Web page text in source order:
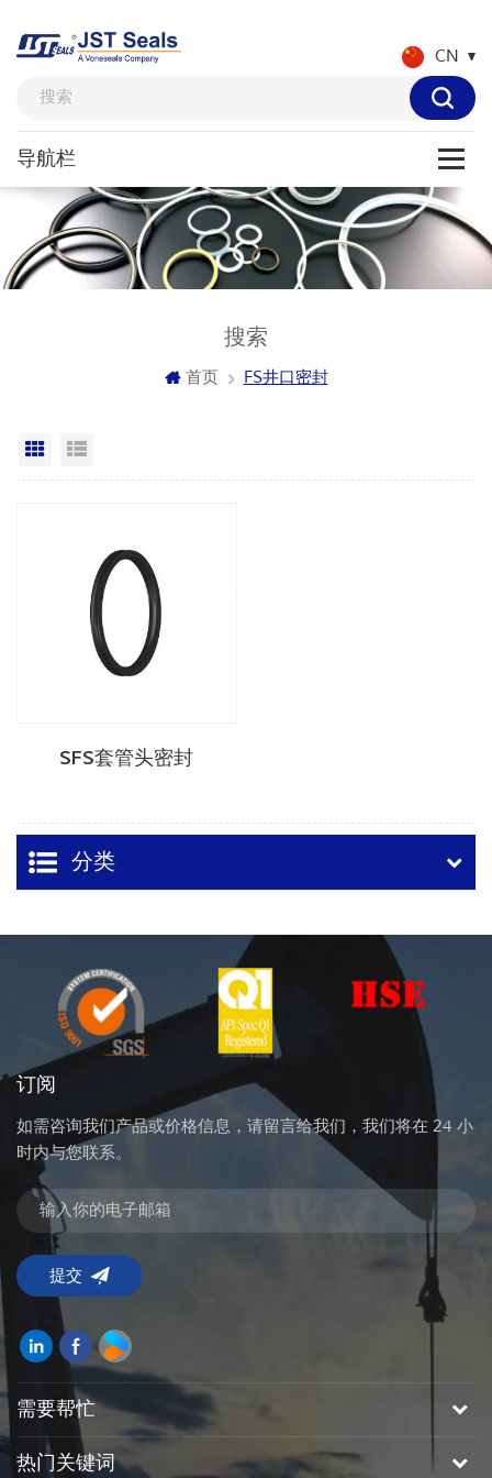
CN
搜索
首页 FS井口密封
网格视图
SFS套管头密封
分类
订阅
如需咨询我们产品或价格信息，请留言给我们，我们将在 24 小
时内与您联系。
需要帮忙
热门关键词